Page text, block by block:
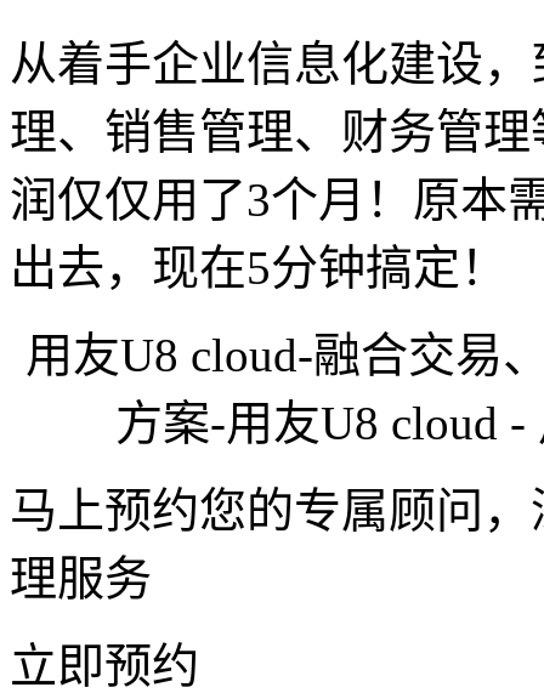
从着手企业信息化建设
理、销售管理、财务管
润仅仅用了3个月！原本
出去，现在5分钟搞定！
用友U8 cloud-融合交易
方案-用友U8 cloud
马上预约您的专属顾问
理服务
立即预约